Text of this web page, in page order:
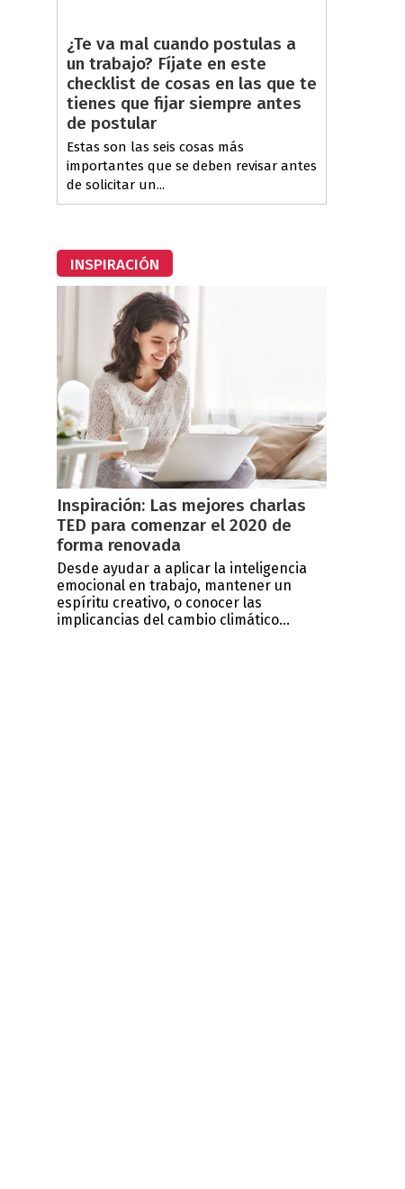
¿Te va mal cuando postulas a
un trabajo? Fíjate en este
checklist de cosas en las que te
tienes que fijar siempre antes
de postular
Estas son las seis cosas más
importantes que se deben revisar antes
de solicitar un...
INSPIRACIÓN
Inspiración: Las mejores charlas
TED para comenzar el 2020 de
forma renovada
Desde ayudar a aplicar la inteligencia
emocional en trabajo, mantener un
espíritu creativo, o conocer las
implicancias del cambio climático...